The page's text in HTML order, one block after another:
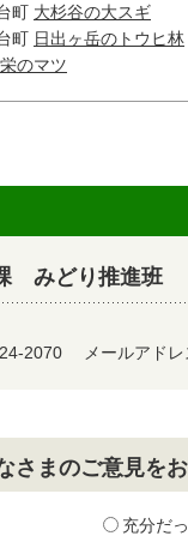
町 大杉谷の大スギ
町 日出ヶ岳のトウヒ林
のマツ
みどり推進班
2070 メールアドレ
さまのご意見を
充分だ